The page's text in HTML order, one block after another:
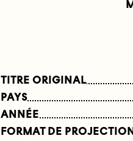
TITRE ORIGINAL
PAYS
ANNÉE
FORMAT DE